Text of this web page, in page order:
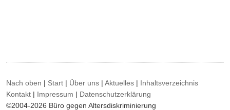
Nach oben | Start | Über uns |Aktuelles | Inhaltsverzeichnis
Kontakt | Impressum | Datenschutzerklärung
©2004-2026 Büro gegen Altersdiskriminierung